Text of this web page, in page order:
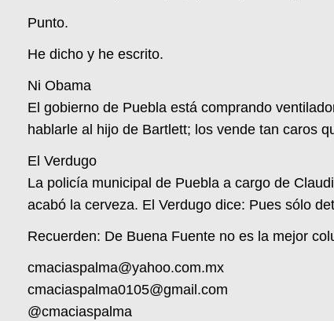
Punto.
He dicho y he escrito.
Ni Obama
El gobierno de Puebla está comprando
hablarle al hijo de Bartlett; los vende tan caros
El Verdugo
La policía municipal de Puebla a cargo de
acabó la cerveza. El Verdugo dice: Pues sólo
Recuerden: De Buena Fuente no es la mejor
cmaciaspalma@yahoo.com.mx
cmaciaspalma0105@gmail.com
@cmaciaspalma